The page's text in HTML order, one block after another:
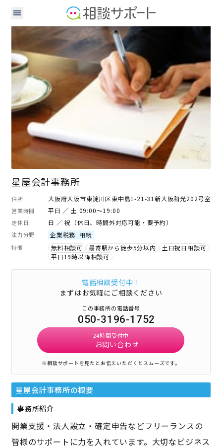
星屋会計事務所
住所 大阪府大阪市東淀川区東中島1-21-31新大阪和光202号室
営業時間 平日 ／ 土 09:00～19:00
定休日 日 ／ 祝（休日、時間外対応可能・要予約）
注力分野 企業税務 相続
特徴 無料相談可 最寄駅から徒歩5分以内
土日祝日相談可
平日19時以降相談可
電話相談受付中！
まずはお気軽にご相談ください
この事務所の電話番号
050-3196-1752
24時間受付中
お問い合わせ
※相談サポートを見たとお伝えいただくとスムーズです。
星屋会計事務所の概要
事務所紹介
開業支援・法人設立・確定申告などフリーランスの
皆様のサポートに力を入れています。大切なビジネス